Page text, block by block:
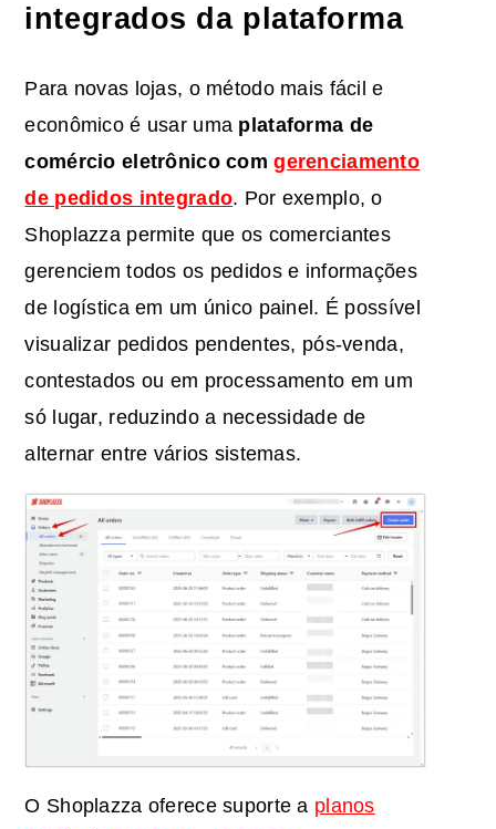
integrados da plataforma
Para novas lojas, o método mais fácil e
econômico é usar uma plataforma de
comércio eletrônico comgerenciamento
de pedidos integrado. Por exemplo, o
Shoplazza permite que os comerciantes
gerenciem todos os pedidos e informações
de logística em um único painel. É possível
visualizar pedidos pendentes, pós-venda,
contestados ou em processamento em um
só lugar, reduzindo a necessidade de
alternar entre vários sistemas.
O Shoplazza oferece suporte a planos